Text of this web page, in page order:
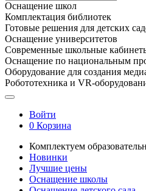
Оснащение школ
Комплектация библиотек
Готовые решения для детских
Оснащение университетов
Современные школьные
Оснащение по национальным
Оборудование для создания
Робототехника и VR-
Войти
0 Корзина
Комплектуем
Новинки
Лучшие цены
Оснащение школы